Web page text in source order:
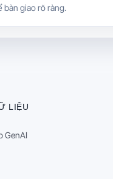
bàn giao rõ ràng.
LIỆU
GenAI